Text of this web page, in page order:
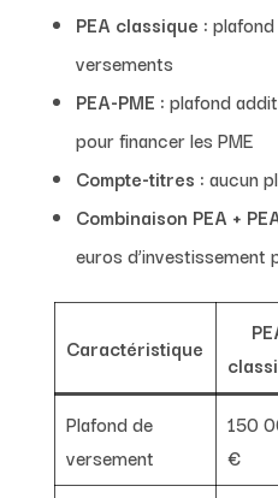
PEA classique :
versements
PEA-PME : plafond
pour financer les PME
Compte-titres : aucun
Combinaison PEA +
euros d’investissement
Caractéristique
Plafond de
versement
150
€